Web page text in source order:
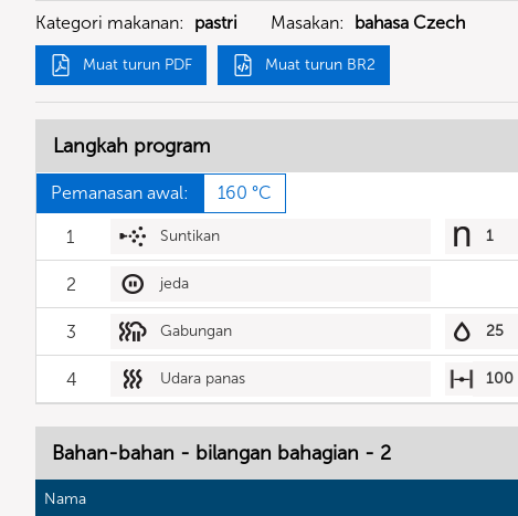
Kategori makanan: pastri Masakan: bahasa Czech
Muat turun PDF Muat turun BR2
Langkah program
Pemanasan awal: 160 °C
1 Suntikan 1
2 jeda
3 Gabungan 25
4 Udara panas 100
Bahan-bahan - bilangan bahagian - 2
Nama